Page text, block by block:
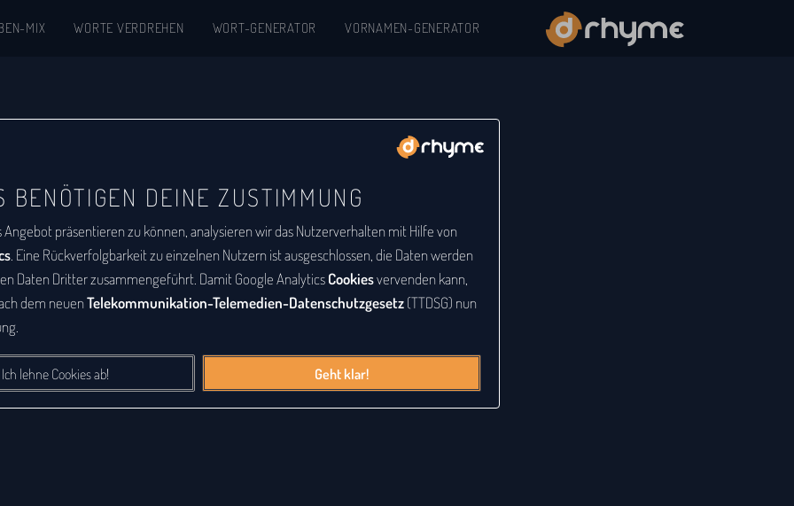
BENÖTIGEN DEINE ZUSTIMMUNG
Angebot präsentieren zu können, analysieren wir das Nutzerverhalten mit Hilfe von
. Eine Rückverfolgbarkeit zu einzelnen Nutzern ist ausgeschlossen, die Daten werden
Daten Dritter zusammengeführt. Damit Google AnalyticsCookiesvervenden kann,
dem neuenTelekommunikation-Telemedien-Datenschutzgesetz(TTDSG) nun
Ich lehne Cookies ab! Geht klar!
MIX WORTE VERDREHEN WORT-GENERATOR VORNAMEN-GENERATOR
Auflistung aller Wörter, zu denen
ist eine Buchstabenfolge, die durch
Buchstabenfolge entstanden ist. Das
sein. Bei diesem Lexikon hingegen geht
die durch Vertauschung der
sind.